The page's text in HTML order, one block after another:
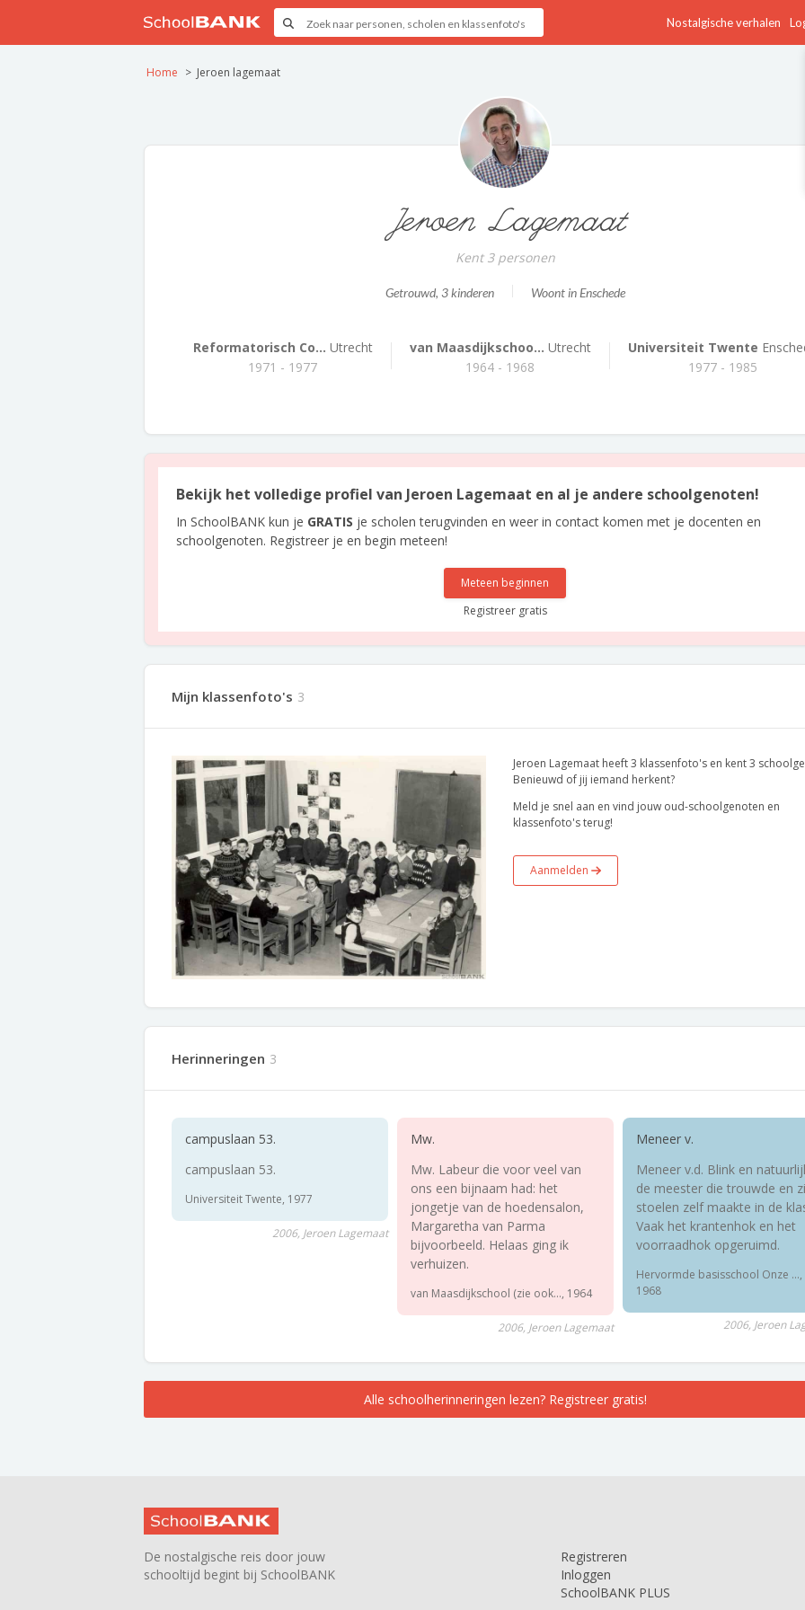
Nostalgische verhalen
Home Jeroen lagemaat
Jeroen Lagemaat
Kent 3 personen
Getrouwd, 3 kinderen Woont in Enschede
Reformatorisch Co... Utrecht
1971 - 1977
van Maasdijkschoo... Utrecht
1964 - 1968
Universiteit Twente
1977 - 1985
Bekijk het volledige profiel van Jeroen Lagemaat en al je andere schoolgenoten!
In SchoolBANK kun je GRATIS je scholen terugvinden en weer in contact komen met je docenten en
schoolgenoten. Registreer je en begin meteen!
Meteen beginnen
Registreer gratis
Mijn klassenfoto's 3
Jeroen Lagemaat heeft 3 klassenfoto's en kent 3
Benieuwd of jij iemand herkent?
Meld je snel aan en vind jouw oud-schoolgenoten en
klassenfoto's terug!
Aanmelden
Herinneringen 3
campuslaan 53.
campuslaan 53.
Universiteit Twente, 1977
2006, Jeroen Lagemaat
Mw.
Mw. Labeur die voor veel van
ons een bijnaam had: het
jongetje van de hoedensalon,
Margaretha van Parma
bijvoorbeeld. Helaas ging ik
verhuizen.
van Maasdijkschool (zie ook..., 1964
2006, Jeroen Lagemaat
Meneer v.
Meneer v.d. Blink en
de meester die trouwde en
stoelen zelf maakte in de
Vaak het krantenhok en het
voorraadhok opgeruimd.
Hervormde basisschool Onze ...,
1968
2006, Jeroen
Alle schoolherinneringen lezen? Registreer gratis!
De nostalgische reis door jouw
schooltijd begint bij SchoolBANK
Registreren
Inloggen
SchoolBANK PLUS